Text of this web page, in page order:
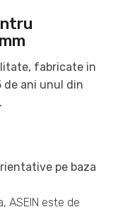
fabricate in
de ani unul din
pe baza
ASEIN este de